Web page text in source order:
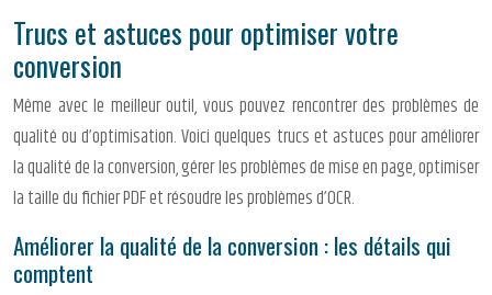
Trucs et astuces pour optimiser votre
conversion
Même avec le meilleur outil, vous pouvez rencontrer des problèmes de
qualité ou d’optimisation. Voici quelques trucs et astuces pour améliorer
la qualité de la conversion, gérer les problèmes de mise en page, optimiser
la taille du fichier PDF et résoudre les problèmes d’OCR.
Améliorer la qualité de la conversion : les détails qui
comptent